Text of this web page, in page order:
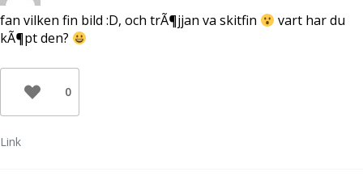
fan vilken fin bild :D, och trÃ¶jjan va skitfin
vart har du
kÃ¶pt den?
0
Link